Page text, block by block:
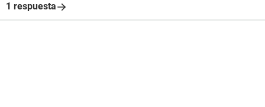
1 respuesta